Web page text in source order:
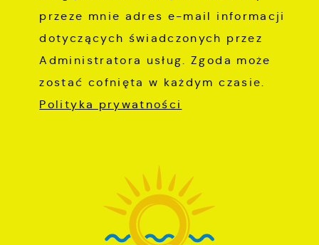
przeze mnie adres e-mail informacji
dotyczących świadczonych przez
Administratora usług. Zgoda może
zostać cofnięta w każdym czasie.
Polityka prywatności